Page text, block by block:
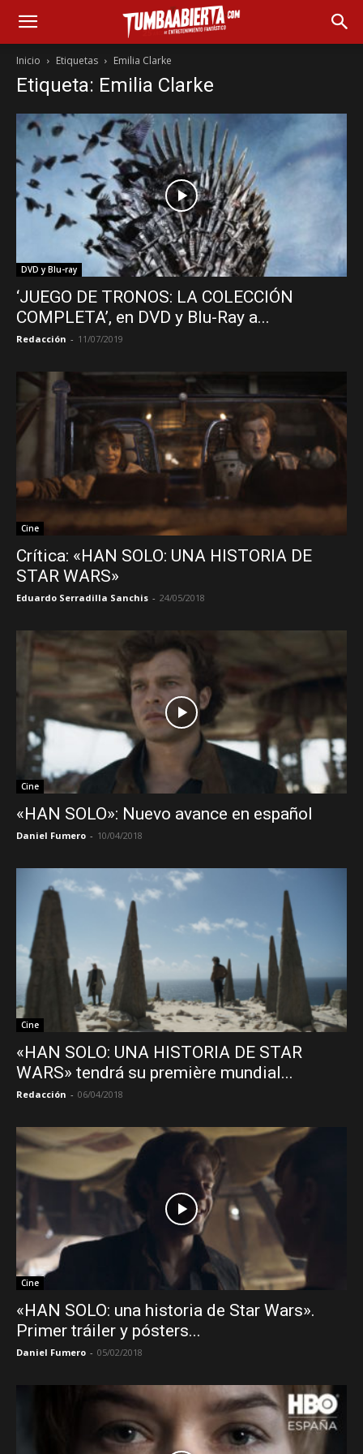
Inicio Etiquetas Emilia Clarke
Etiqueta: Emilia Clarke
DVD y Blu-ray
‘JUEGO DE TRONOS: LA COLECCIÓN
COMPLETA’, en DVD y Blu-Ray a...
Redacción - 11/07/2019
Cine
Crítica: «HAN SOLO: UNA HISTORIA DE
STAR WARS»
Eduardo Serradilla Sanchis - 24/05/2018
Cine
«HAN SOLO»: Nuevo avance en español
Daniel Fumero - 10/04/2018
Cine
«HAN SOLO: UNA HISTORIA DE STAR
WARS» tendrá su première mundial...
Redacción - 06/04/2018
Cine
«HAN SOLO: una historia de Star Wars».
Primer tráiler y pósters...
Daniel Fumero - 05/02/2018